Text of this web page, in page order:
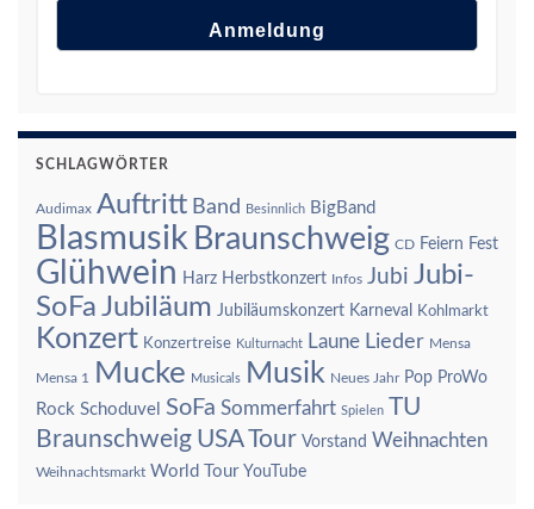
SCHLAGWÖRTER
Audimax Auftritt Band Besinnlich BigBand
Blasmusik Braunschweig CD Feiern Fest
Glühwein Harz Herbstkonzert Infos Jubi Jubi-
SoFa Jubiläum Jubiläumskonzert Karneval Kohlmarkt
Konzert Konzertreise Kulturnacht Laune Lieder Mensa
Mensa 1 Mucke Musicals Musik Neues Jahr Pop ProWo
Rock Schoduvel SoFa Sommerfahrt Spielen TU
Braunschweig USA Tour Vorstand Weihnachten
Weihnachtsmarkt World Tour YouTube